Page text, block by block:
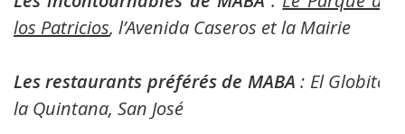
los Patricios, l’Avenida Caseros et la Mairie
Les restaurants préférés de MABA : El Globito,
la Quintana, San José